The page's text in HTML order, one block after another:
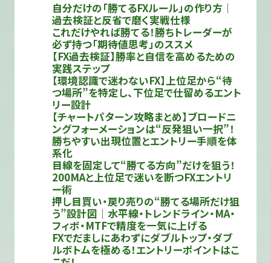
自分だけの「勝てるFXルール」の作り方｜
過去検証と反省で磨く実戦仕様
これだけやれば勝てる！勝ちトレーダーが
必ず持つ「期待値思考」のススメ
【FX過去検証】勝率と自信を高めるための
実践ステップ
【環境認識で迷わないFX】上位足から“待
つ場所”を特定し、下位足で仕留めるエント
リー設計
【チャートパターン攻略まとめ】ブロードニ
ングフォーメーションは“反発狙い一択”！
勝ちやすい出現位置とエントリー手順を体
系化
目線を固定して“勝てる方向”だけを狙う！
200MAと上位足で迷いを断つFXエントリ
ー術
押し目買い・戻り売りの“勝てる場所だけ狙
う”設計図｜水平線・トレンドライン・MA・
フィボ・MTFで精度を一気に上げる
FXでだましにあわずにダブルトップ・ダブ
ルボトムを極める！エントリーポイントはこ